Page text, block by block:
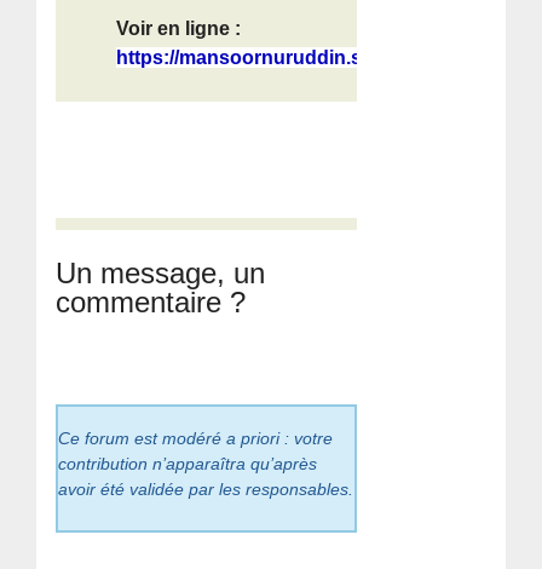
Voir en ligne :
https://mansoornuruddin.substack.co...
Un message, un
commentaire ?
Ce forum est modéré a priori : votre
contribution n’apparaîtra qu’après
avoir été validée par les responsables.